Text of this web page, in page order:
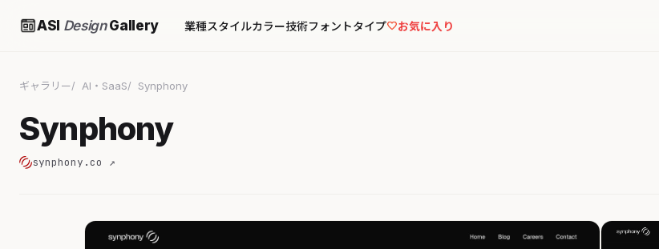
ASI DesignGallery 業種スタイルカラー技術フォントタイプ お気に入り
ギャラリー AI・SaaS Synphony
Synphony
synphony.co ↗